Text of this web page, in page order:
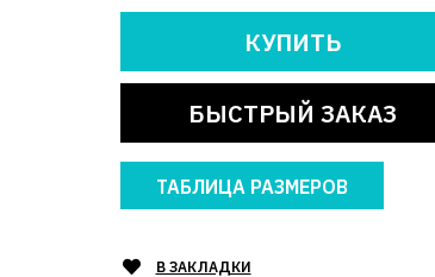
БЫСТРЫЙ ЗАКАЗ
ТАБЛИЦА РАЗМЕРОВ
В ЗАКЛАДКИ